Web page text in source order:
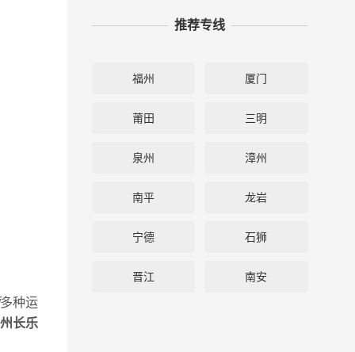
多种运
长乐
推荐专线
福州 厦门
莆田 三明
泉州 漳州
南平 龙岩
宁德 石狮
晋江 南安